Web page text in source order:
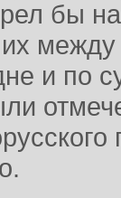
бы
и по